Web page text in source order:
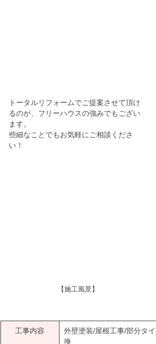
トータルリフォームでご提案させて頂け
るのが、フリーハウスの強みでもござい
ます。
些細なことでもお気軽にご相談くださ
い！
【施工風景】
​工事内容
外壁塗装/屋根工事/部分タイ
換